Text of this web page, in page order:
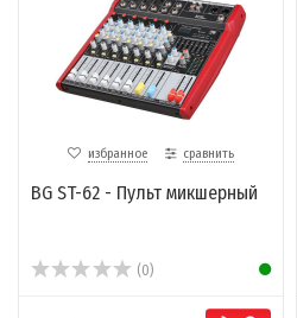
избранное сравнить
BG ST-62 - Пульт микшерный
(0)